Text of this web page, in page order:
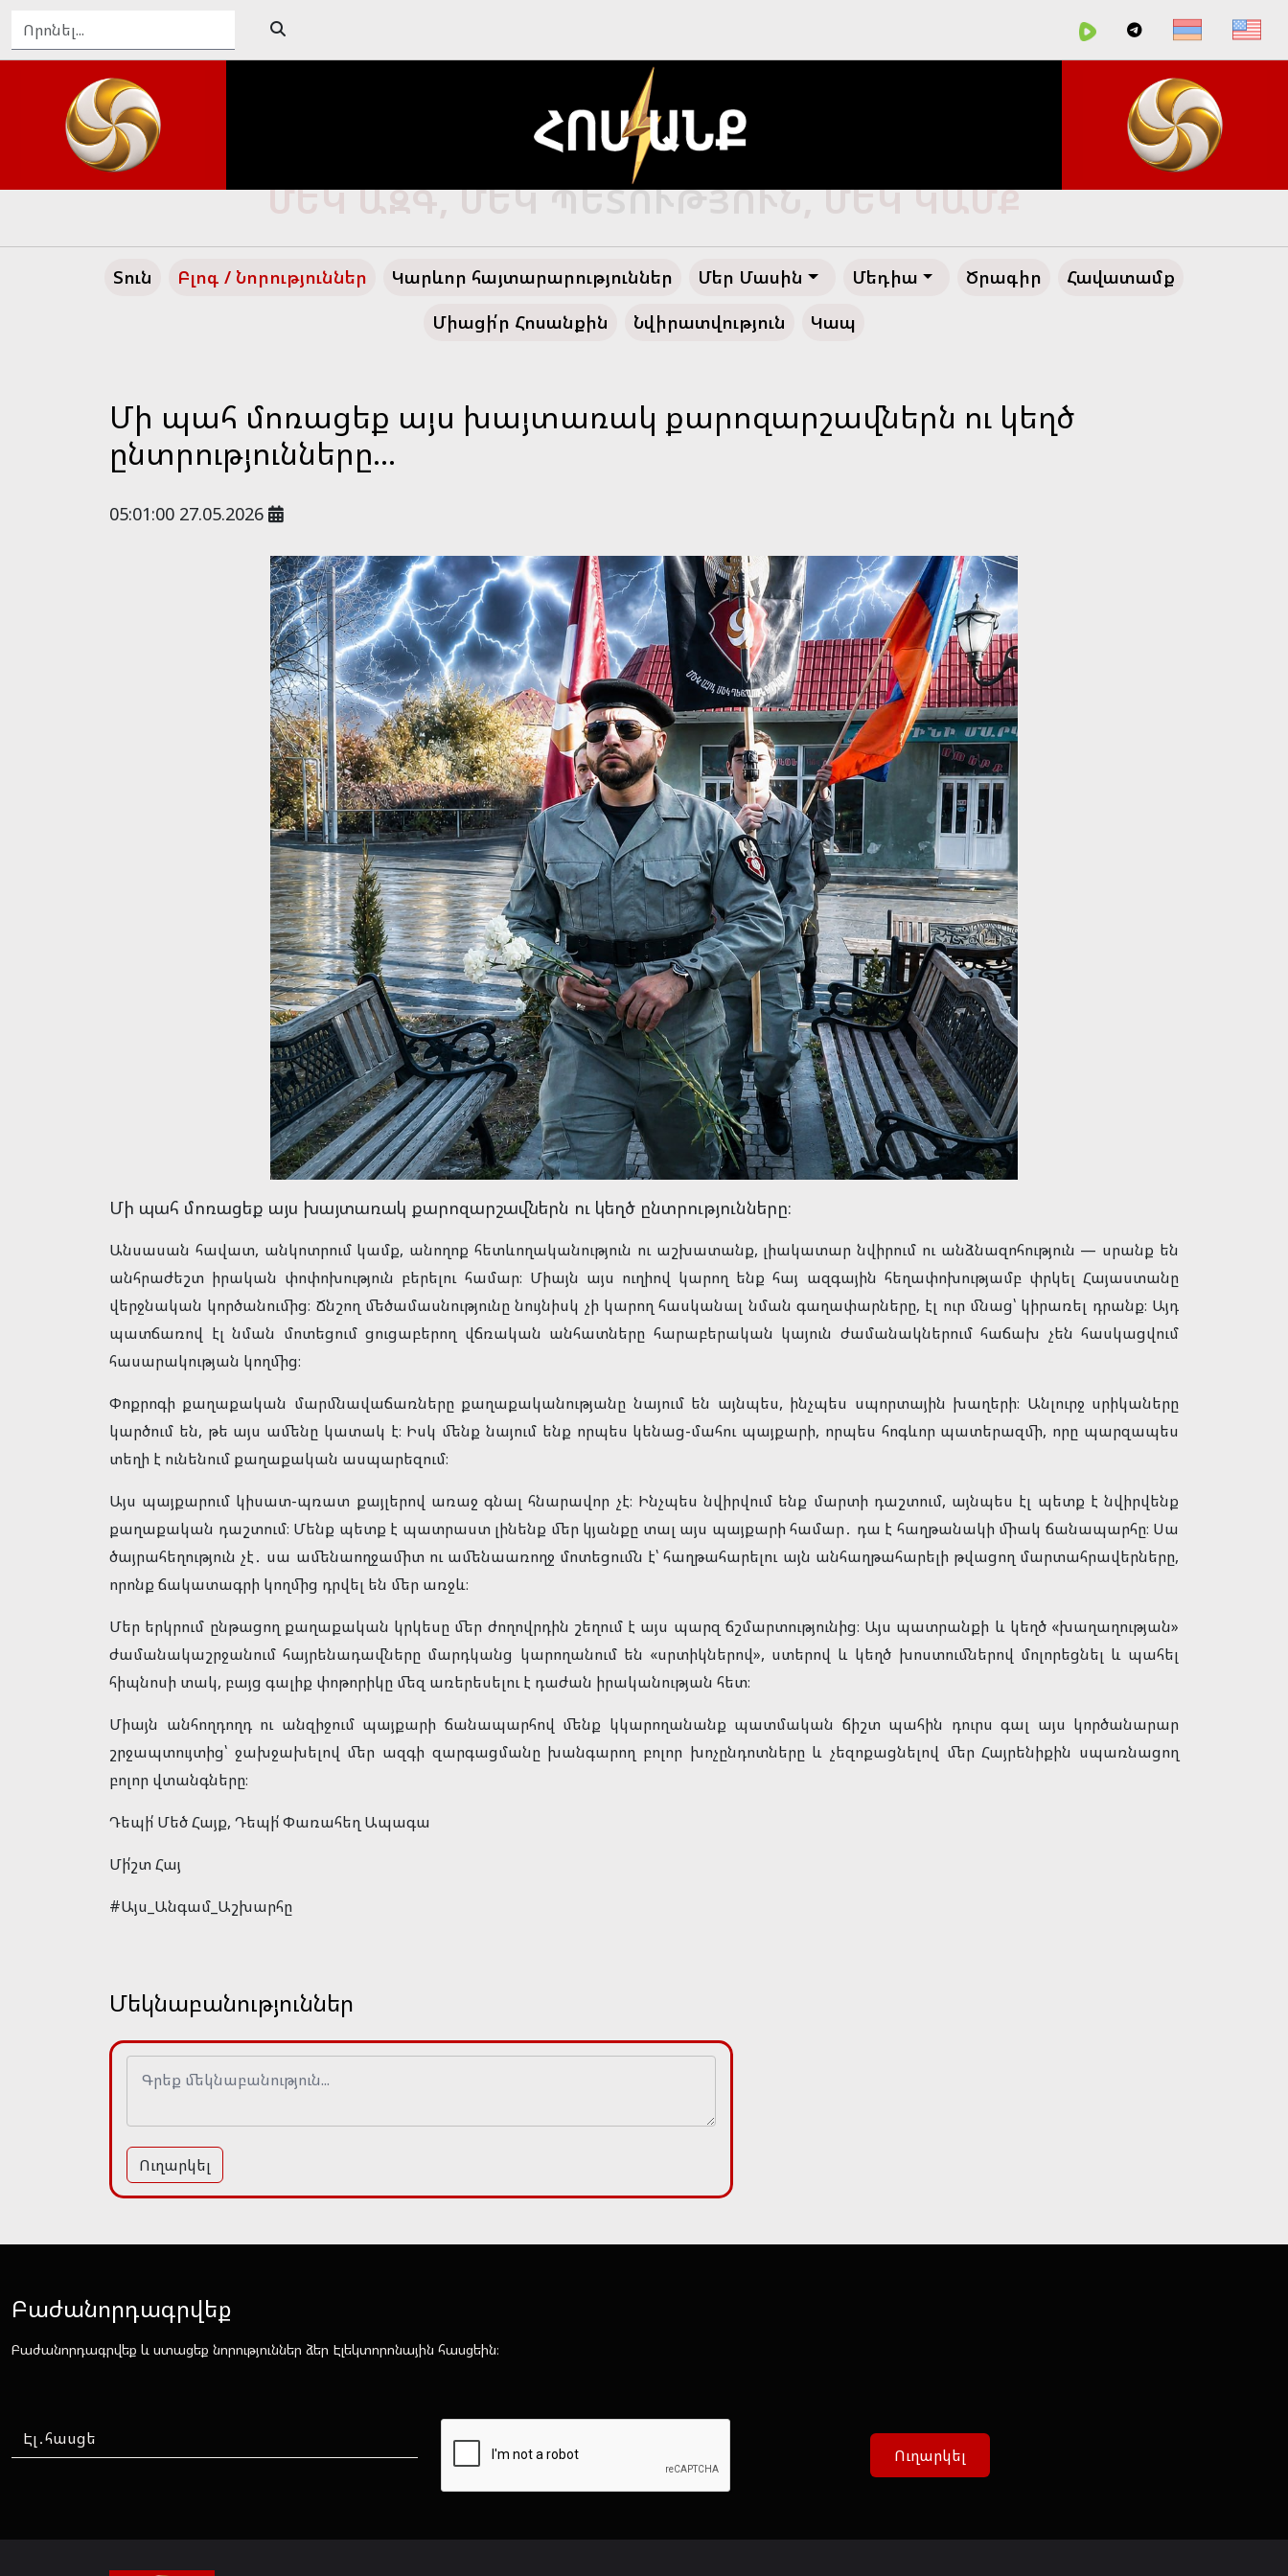
Տուն Բլոգ / Նորություններ Կարևոր հայտարարություններ Մեր Մասին Մեդիա Ծրագիր
Հավատամք
Միացի՛ր Հոսանքին
Նվիրատվություն Կապ
Մի պահ մոռացեք այս խայտառակ քարոզարշավներն ու կեղծ
ընտրությունները...
05:01:00 27.05.2026
Մի պահ մոռացեք այս խայտառակ քարոզարշավներն ու կեղծ ընտրությունները։
Անսասան հավատ, անկոտրում կամք, անողոք հետևողականություն ու աշխատանք, լիակատար նվիրում ու անձնազոհություն — սրանք են
անհրաժեշտ իրական փոփոխություն բերելու համար։ Միայն այս ուղիով կարող ենք հայ ազգային հեղափոխությամբ փրկել Հայաստանը
վերջնական կործանումից։ Ճնշող մեծամասնությունը նույնիսկ չի կարող հասկանալ նման գաղափարները, էլ ուր մնաց՝ կիրառել դրանք։ Այդ
պատճառով էլ նման մոտեցում ցուցաբերող վճռական անհատները հարաբերական կայուն ժամանակներում հաճախ չեն հասկացվում
հասարակության կողմից։
Փոքրոգի քաղաքական մարմնավաճառները քաղաքականությանը նայում են այնպես, ինչպես սպորտային խաղերի։ Անլուրջ սրիկաները
կարծում են, թե այս ամենը կատակ է։ Իսկ մենք նայում ենք որպես կենաց-մահու պայքարի, որպես հոգևոր պատերազմի, որը պարզապես
տեղի է ունենում քաղաքական ասպարեզում։
Այս պայքարում կիսատ-պռատ քայլերով առաջ գնալ հնարավոր չէ։ Ինչպես նվիրվում ենք մարտի դաշտում, այնպես էլ պետք է նվիրվենք
քաղաքական դաշտում։ Մենք պետք է պատրաստ լինենք մեր կյանքը տալ այս պայքարի համար․ դա է հաղթանակի միակ ճանապարհը։ Սա
ծայրահեղություն չէ․ սա ամենաողջամիտ ու ամենաառողջ մոտեցումն է՝ հաղթահարելու այն անհաղթահարելի թվացող մարտահրավերները,
որոնք ճակատագրի կողմից դրվել են մեր առջև։
Մեր երկրում ընթացող քաղաքական կրկեսը մեր ժողովրդին շեղում է այս պարզ ճշմարտությունից։ Այս պատրանքի և կեղծ «խաղաղության»
ժամանակաշրջանում հայրենադավները մարդկանց կարողանում են «սրտիկներով», ստերով և կեղծ խոստումներով մոլորեցնել և պահել
հիպնոսի տակ, բայց գալիք փոթորիկը մեզ առերեսելու է դաժան իրականության հետ։
Միայն անհողդողդ ու անզիջում պայքարի ճանապարհով մենք կկարողանանք պատմական ճիշտ պահին դուրս գալ այս կործանարար
շրջապտույտից՝ ջախջախելով մեր ազգի զարգացմանը խանգարող բոլոր խոչընդոտները և չեզոքացնելով մեր Հայրենիքին սպառնացող
բոլոր վտանգները։
Դեպի՛ Մեծ Հայք, Դեպի՛ Փառահեղ Ապագա
Մի՛շտ Հայ
#Այս_Անգամ_Աշխարհը
Մեկնաբանություններ
Ուղարկել
Բաժանորդագրվեք
Բաժանորդագրվեք և ստացեք նորություններ ձեր Էլեկտորոնային հասցեին։
Ուղարկել